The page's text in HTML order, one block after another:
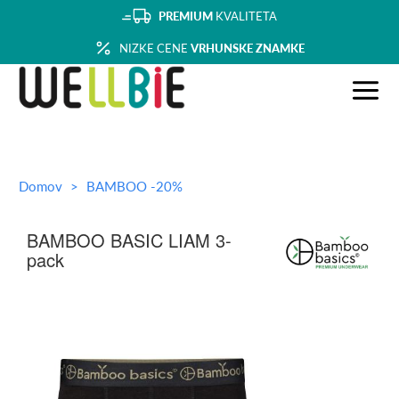
PREMIUM KVALITETA
NIZKE CENE VRHUNSKE ZNAMKE
Domov BAMBOO -20%
BAMBOO BASIC LIAM 3-
pack